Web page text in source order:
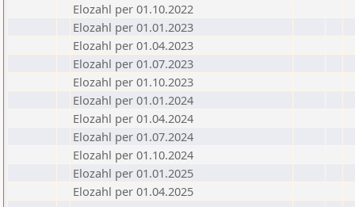
Elozahl per 01.10.2022
Elozahl per 01.01.2023
Elozahl per 01.04.2023
Elozahl per 01.07.2023
Elozahl per 01.10.2023
Elozahl per 01.01.2024
Elozahl per 01.04.2024
Elozahl per 01.07.2024
Elozahl per 01.10.2024
Elozahl per 01.01.2025
Elozahl per 01.04.2025